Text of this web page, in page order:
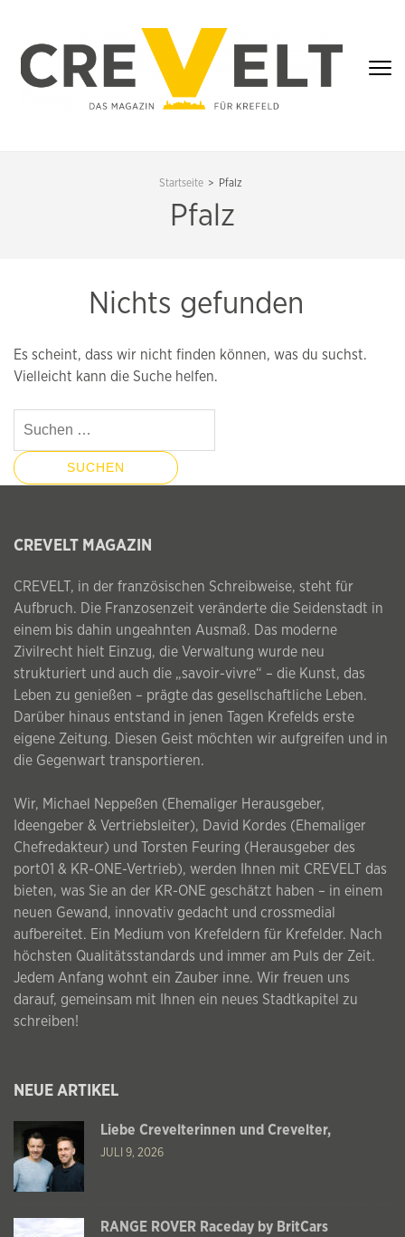
springen
(Enter
KREFELD
Startseite > Pfalz
Pfalz
Nichts gefunden
Es scheint, dass wir nicht finden können, was du suchst.
Vielleicht kann die Suche helfen.
CREVELT MAGAZIN
CREVELT, in der französischen Schreibweise, steht für
Aufbruch. Die Franzosenzeit veränderte die Seidenstadt in
einem bis dahin ungeahnten Ausmaß. Das moderne
Zivilrecht hielt Einzug, die Verwaltung wurde neu
strukturiert und auch die „savoir-vivre“ – die Kunst, das
Leben zu genießen – prägte das gesellschaftliche Leben.
Darüber hinaus entstand in jenen Tagen Krefelds erste
eigene Zeitung. Diesen Geist möchten wir aufgreifen und in
die Gegenwart transportieren.
Wir, Michael Neppeßen (Ehemaliger Herausgeber,
Ideengeber & Vertriebsleiter), David Kordes (Ehemaliger
Chefredakteur) und Torsten Feuring (Herausgeber des
port01 & KR-ONE-Vertrieb), werden Ihnen mit CREVELT das
bieten, was Sie an der KR-ONE geschätzt haben – in einem
neuen Gewand, innovativ gedacht und crossmedial
aufbereitet. Ein Medium von Krefeldern für Krefelder. Nach
höchsten Qualitätsstandards und immer am Puls der Zeit.
Jedem Anfang wohnt ein Zauber inne. Wir freuen uns
darauf, gemeinsam mit Ihnen ein neues Stadtkapitel zu
schreiben!
NEUE ARTIKEL
Liebe Crevelterinnen und Crevelter,
JULI 9, 2026
RANGE ROVER Raceday by BritCars